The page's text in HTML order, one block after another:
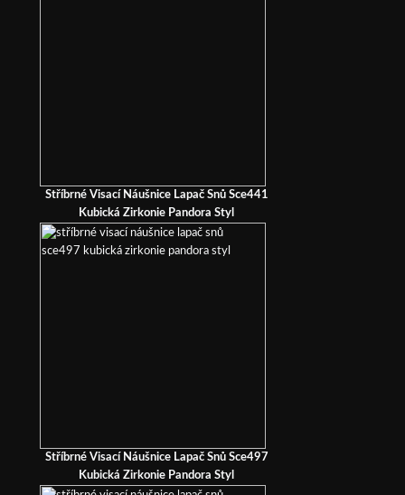
Stříbrné Visací Náušnice Lapač Snů Sce441
Kubická Zirkonie Pandora Styl
Stříbrné Visací Náušnice Lapač Snů Sce497
Kubická Zirkonie Pandora Styl